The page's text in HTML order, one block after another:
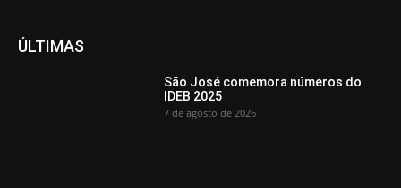
ÚLTIMAS
São José comemora números do
IDEB 2025
7 de agosto de 2026